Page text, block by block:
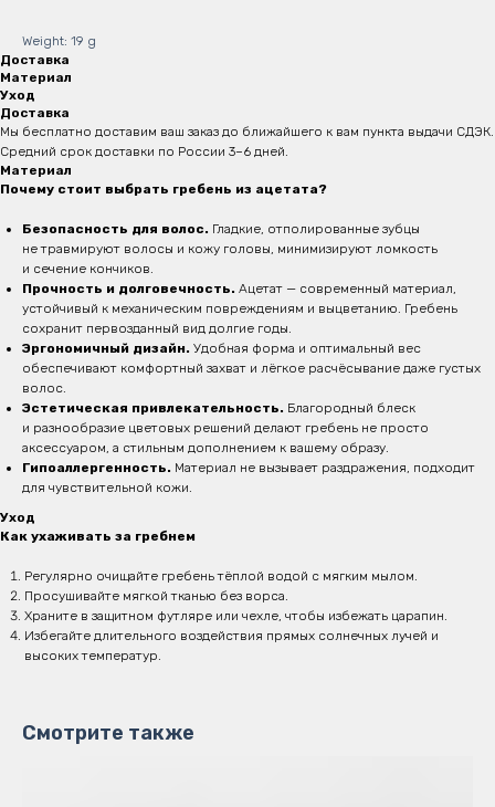
Weight: 19 g
Доставка
Материал
Уход
Доставка
Мы бесплатно доставим ваш заказ до ближайшего к вам пункта выдачи СДЭК.
Средний срок доставки по России 3–6 дней.
Материал
Почему стоит выбрать гребень из ацетата?
Безопасность для волос. Гладкие, отполированные зубцы
не травмируют волосы и кожу головы, минимизируют ломкость
и сечение кончиков.
Прочность и долговечность. Ацетат — современный материал,
устойчивый к механическим повреждениям и выцветанию. Гребень
сохранит первозданный вид долгие годы.
Эргономичный дизайн. Удобная форма и оптимальный вес
обеспечивают комфортный захват и лёгкое расчёсывание даже густых
волос.
Эстетическая привлекательность. Благородный блеск
и разнообразие цветовых решений делают гребень не просто
аксессуаром, а стильным дополнением к вашему образу.
Гипоаллергенность. Материал не вызывает раздражения, подходит
для чувствительной кожи.
Уход
Как ухаживать за гребнем
Регулярно очищайте гребень тёплой водой с мягким мылом.
Просушивайте мягкой тканью без ворса.
Храните в защитном футляре или чехле, чтобы избежать царапин.
Избегайте длительного воздействия прямых солнечных лучей и
высоких температур.
Смотрите также